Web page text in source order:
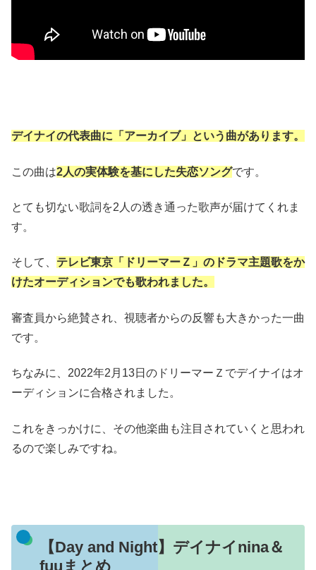
デイナイの代表曲に「アーカイブ」という曲があります。
この曲は2人の実体験を基にした失恋ソングです。
とても切ない歌詞を2人の透き通った歌声が届けてくれま
す。
そして、 テレビ東京「ドリーマーＺ」のドラマ主題歌をか
けたオーディションでも歌われました。
審査員から絶賛され、視聴者からの反響も大きかった一曲
です。
ちなみに、2022年2月13日のドリーマーＺでデイナイはオ
ーディションに合格されました。
これをきっかけに、その他楽曲も注目されていくと思われ
るので楽しみですね。
【Day and Night】デイナイnina＆
fuuまとめ